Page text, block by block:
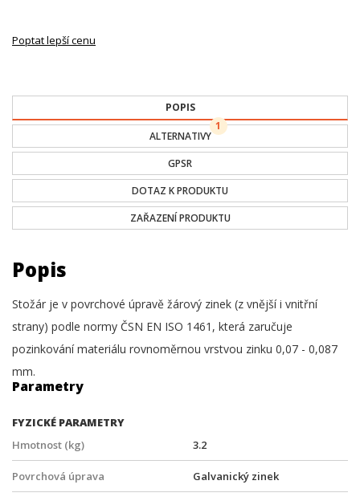
Poptat lepší cenu
POPIS
ALTERNATIVY
1
GPSR
DOTAZ K PRODUKTU
ZAŘAZENÍ PRODUKTU
Popis
Stožár je v povrchové úpravě žárový zinek (z vnější i vnitřní
strany) podle normy ČSN EN ISO 1461, která zaručuje
pozinkování materiálu rovnoměrnou vrstvou zinku 0,07 - 0,087
mm.
Parametry
FYZICKÉ PARAMETRY
Hmotnost (kg)
3.2
Povrchová úprava Galvanický zinek